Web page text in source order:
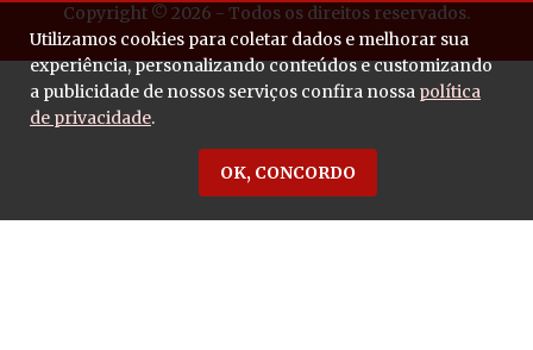
Copyright © 2026 - Todos os direitos reservados.
Utilizamos cookies para coletar dados e melhorar sua
experiência, personalizando conteúdos e customizando
a publicidade de nossos serviços confira nossa política
de privacidade.
OK, CONCORDO